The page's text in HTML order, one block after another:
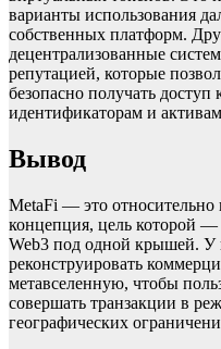
варианты использования
собственных платформ.
децентрализованные
репутацией, которые
безопасно получать
идентификаторам и
Вывод
MetaFi — это относительно
концепция, цель которой —
Web3 под одной крышей. У
реконструировать
метавселенную, чтобы
совершать транзакции в
географических